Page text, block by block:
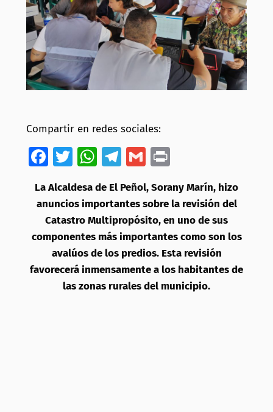
Compartir en redes sociales:
Facebook
Twitter
WhatsApp
Telegram
Gmail
La Alcaldesa de El Peñol, Sorany Marín, hizo
anuncios importantes sobre la revisión del
Catastro Multipropósito, en uno de sus
componentes más importantes como son los
avalúos de los predios. Esta revisión
favorecerá inmensamente a los habitantes de
las zonas rurales del municipio.